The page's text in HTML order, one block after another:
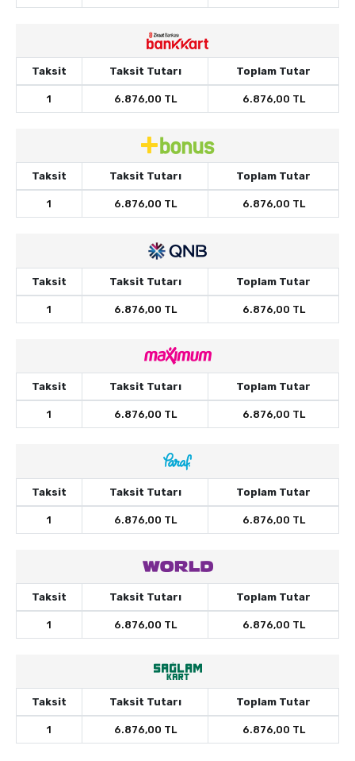
Taksit Taksit Tutarı Toplam Tutar
1 6.876,00 TL 6.876,00 TL
Taksit Taksit Tutarı Toplam Tutar
1 6.876,00 TL 6.876,00 TL
Taksit Taksit Tutarı Toplam Tutar
1 6.876,00 TL 6.876,00 TL
Taksit Taksit Tutarı Toplam Tutar
1 6.876,00 TL 6.876,00 TL
Taksit Taksit Tutarı Toplam Tutar
1 6.876,00 TL 6.876,00 TL
Taksit Taksit Tutarı Toplam Tutar
1 6.876,00 TL 6.876,00 TL
Taksit Taksit Tutarı Toplam Tutar
1 6.876,00 TL 6.876,00 TL